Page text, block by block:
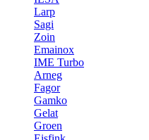
Larp
Sagi
Zoin
Emainox
IME Turbo
Arneg
Fagor
Gamko
Gelat
Groen